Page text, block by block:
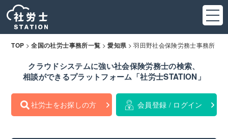
TOP >全国の社労士事務所一覧 >愛知県 >羽田野社会保険労務士事務所
クラウドシステムに強い社会保険労務士の検索、
相談ができるプラットフォーム「社労士STATION」
社労士をお探しの方 会員登録 / ログイン